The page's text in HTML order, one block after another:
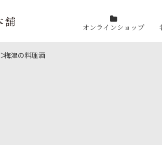
オンラインショップ
>梅津の料理酒